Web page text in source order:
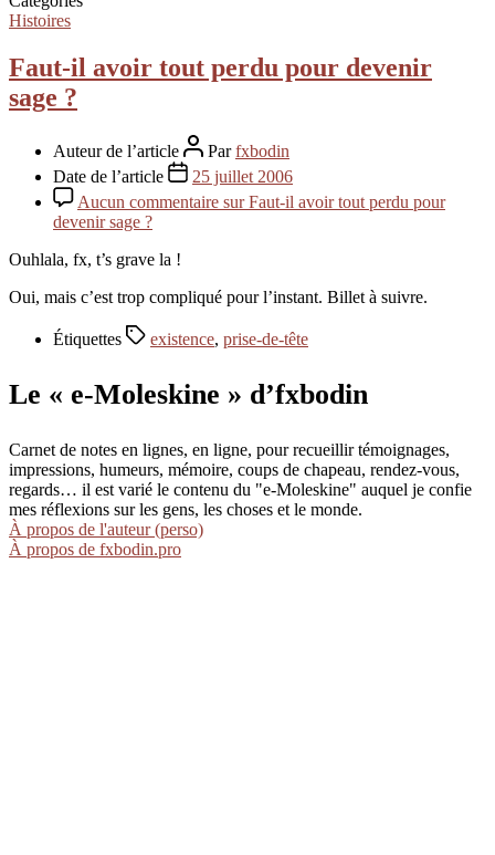
Histoires
Faut-il avoir tout perdu pour devenir
sage ?
Auteur de l’article Parfxbodin
Date de l’article
25 juillet 2006
Aucun commentaire sur Faut-il avoir tout perdu pour
devenir sage ?
Ouhlala, fx, t’s grave la !
Oui, mais c’est trop compliqué pour l’instant. Billet à suivre.
Étiquettes existence, prise-de-tête
Le « e-Moleskine » d’fxbodin
Carnet de notes en lignes, en ligne, pour recueillir témoignages,
impressions, humeurs, mémoire, coups de chapeau, rendez-vous,
regards… il est varié le contenu du "e-Moleskine" auquel je confie
mes réflexions sur les gens, les choses et le monde.
À propos de l'auteur (perso)
À propos de fxbodin.pro